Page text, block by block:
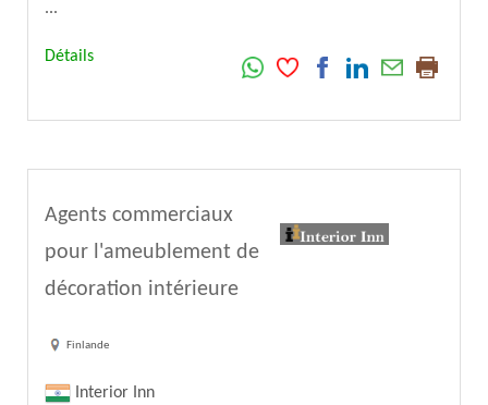
...
Détails
Agents commerciaux
pour l'ameublement de
décoration intérieure
Finlande
Interior Inn